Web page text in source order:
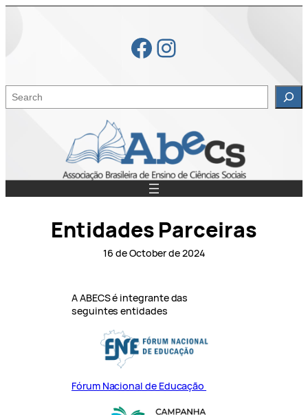
Skip
Facebook Instagram
Entidades Parceiras
16 de October de 2024
A ABECS é integrante das
seguintes entidades
Fórum Nacional de Educação